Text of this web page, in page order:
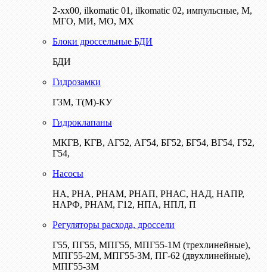
2-хх00, ilkomatic 01, ilkomatic 02, импульсные, М,
МГО, МИ, МО, МХ
Блоки дроссельные БДИ
БДИ
Гидрозамки
ГЗМ, Т(М)-КУ
Гидроклапаны
МКГВ, КГВ, АГ52, АГ54, БГ52, БГ54, ВГ54, Г52,
Г54,
Насосы
НА, РНА, РНАМ, РНАП, РНАС, НАД, НАПР,
НАРФ, РНАМ, Г12, НПА, НПЛ, П
Регуляторы расхода, дроссели
Г55, ПГ55, МПГ55, МПГ55-1М (трехлинейные),
МПГ55-2М, МПГ55-3М, ПГ-62 (двухлинейные),
МПГ55-3М